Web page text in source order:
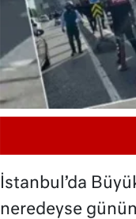
İstanbul’da
neredeyse